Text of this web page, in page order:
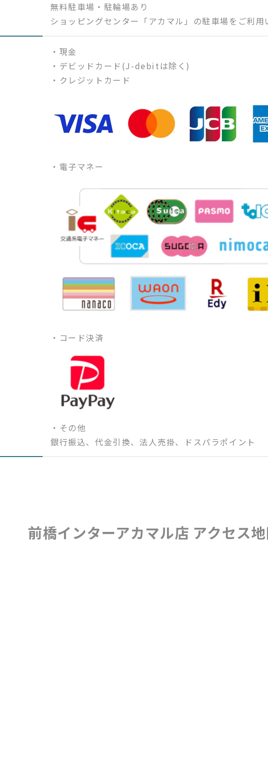
無料駐車場・駐輪場あり
ショッピングセンター「アカマル」の駐車場をご利用
・現金
・デビッドカード(J-debitは除く)
・クレジットカード
・電子マネー
・コード決済
・その他
銀行振込、代金引換、法人売掛、ドスパラポイント
前橋インターアカマル店 アクセス